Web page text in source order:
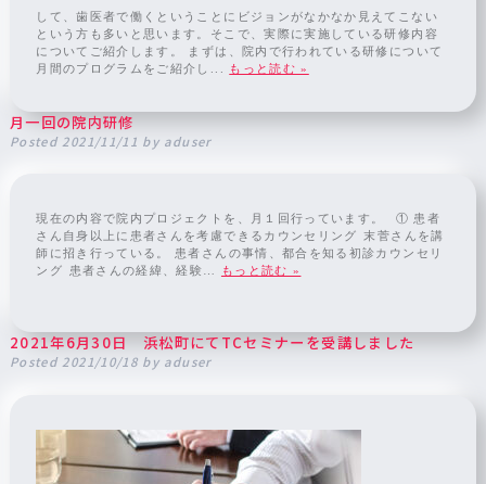
して、歯医者で働くということにビジョンがなかなか見えてこない
という方も多いと思います。そこで、実際に実施している研修内容
についてご紹介します。 まずは、院内で行われている研修について
月間のプログラムをご紹介し...
もっと読む »
月一回の院内研修
Posted 2021/11/11 by aduser
現在の内容で院内プロジェクトを、月１回行っています。 ⁡ ① 患者
さん自身以上に患者さんを考慮できるカウンセリング⁡ 末菅さんを講
師に招き行っている。 患者さんの事情、都合を知る初診カウンセリ
ング⁡ 患者さんの経緯、経験…
もっと読む »
2021年6月30日 浜松町にてTCセミナーを受講しました
Posted 2021/10/18 by aduser